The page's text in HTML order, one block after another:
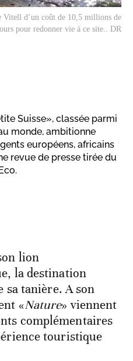
Vitell d’un coût de 10,5 millions de
pour redonner vie à ce site.. DR
Suisse», classée parmi
monde, ambitionne
européens, africains
revue de presse tirée du
lion
la destination
sa tanière. A son
«Nature» viennent
complémentaires
touristique